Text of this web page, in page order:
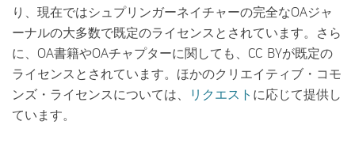
り、現在ではシュプリンガーネイチャーの完全なOAジャ
ーナルの大多数で既定のライセンスとされています。さら
に、OA書籍やOAチャプターに関しても、CC BYが既定の
ライセンスとされています。ほかのクリエイティブ・コモ
ンズ・ライセンスについては、
リクエスト に応じて提供し
ています。